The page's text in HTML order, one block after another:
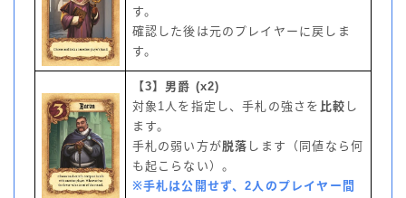
す。
確認した後は元のプレイヤーに戻しま
す。
【3】男爵 (x2)
対象1人を指定し、手札の強さを 比較 し
ます。
手札の弱い方が脱落 します（同値なら何
も起こらない）。
※手札は公開せず、2人のプレイヤー間